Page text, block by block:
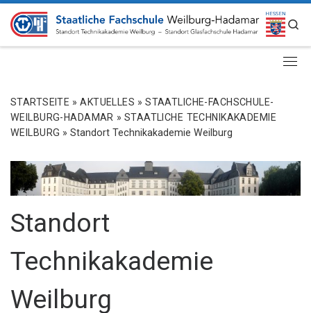
ZUM INHALT SPRINGEN
STARTSEITE » AKTUELLES » STAATLICHE-FACHSCHULE-
WEILBURG-HADAMAR » STAATLICHE TECHNIKAKADEMIE
WEILBURG » Standort Technikakademie Weilburg
Standort
Technikakademie
Weilburg